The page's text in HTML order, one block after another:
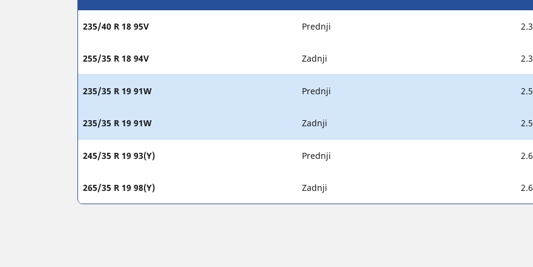
235/40 R 18 95V Prednji 2.3
255/35 R 18 94V Zadnji 2.3
235/35 R 19 91W Prednji 2.5
235/35 R 19 91W Zadnji 2.5
245/35 R 19 93(Y) Prednji 2.6
265/35 R 19 98(Y) Zadnji 2.6